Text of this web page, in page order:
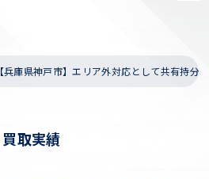
【兵庫県神戸市】エリア外対応として共有持
買取実績